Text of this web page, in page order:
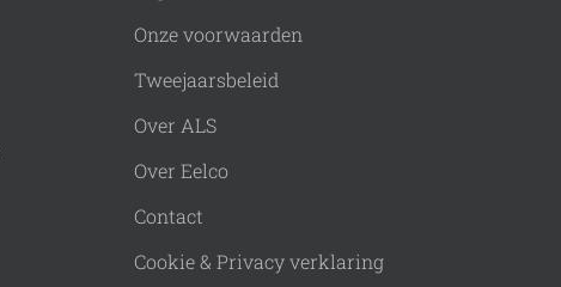
Onze voorwaarden
Tweejaarsbeleid
Over ALS
Over Eelco
Contact
Cookie & Privacy verklaring